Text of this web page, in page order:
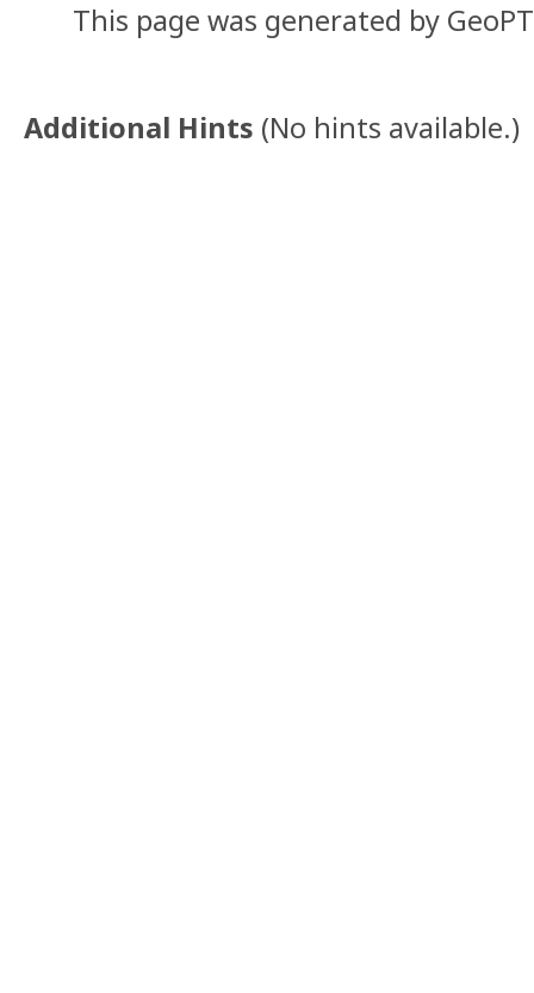
This page was generated by
Additional Hints (No hints available.)